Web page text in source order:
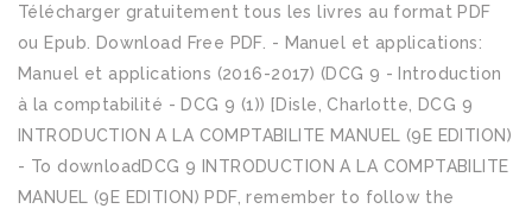
Télécharger gratuitement tous les livres au format PDF
ou Epub. Download Free PDF. - Manuel et applications:
Manuel et applications (2016-2017) (DCG 9 - Introduction
à la comptabilité - DCG 9 (1)) [Disle, Charlotte, DCG 9
INTRODUCTION A LA COMPTABILITE MANUEL (9E EDITION)
- To downloadDCG 9 INTRODUCTION A LA COMPTABILITE
MANUEL (9E EDITION) PDF, remember to follow the